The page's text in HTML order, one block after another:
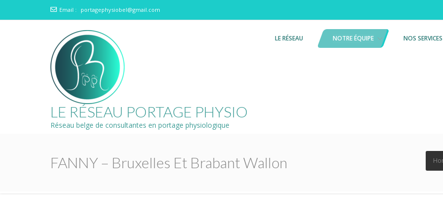
Email : portagephysiobel@gmail.com
LE RÉSEAU PORTAGE PHYSIO
Réseau belge de consultantes en portage physiologique
LE RÉSEAU NOTRE ÉQUIPE NOS SERVICES
FANNY – Bruxelles Et Brabant Wallon